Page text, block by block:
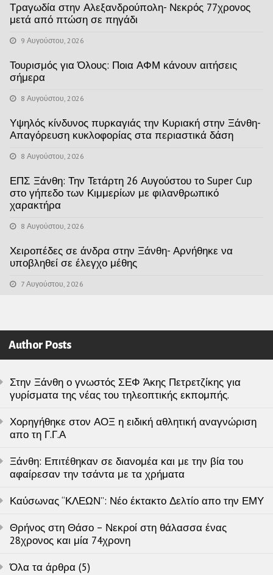
Τραγωδία στην Αλεξανδρούπολη- Νεκρός 77χρονος
μετά από πτώση σε πηγάδι
9 Αυγούστου, 2026
Τουρισμός για Όλους: Ποια ΑΦΜ κάνουν αιτήσεις
σήμερα
8 Αυγούστου, 2026
Υψηλός κίνδυνος πυρκαγιάς την Κυριακή στην Ξάνθη-
Απαγόρευση κυκλοφορίας στα περιαστικά δάση
8 Αυγούστου, 2026
ΕΠΣ Ξάνθη: Την Τετάρτη 26 Αυγούστου το Super Cup
στο γήπεδο των Κιμμερίων με φιλανθρωπικό
χαρακτήρα
8 Αυγούστου, 2026
Χειροπέδες σε άνδρα στην Ξάνθη- Αρνήθηκε να
υποβληθεί σε έλεγχο μέθης
7 Αυγούστου, 2026
Author Posts
Στην Ξάνθη ο γνωστός ΣΕΦ Άκης Πετρετζίκης για
γυρίσματα της νέας του τηλεοπτικής εκπομπής.
Χορηγήθηκε στον ΑΟΞ η ειδική αθλητική αναγνώριση
απο τη Γ.Γ.Α
Ξάνθη: Επιτέθηκαν σε διανομέα και με την βία του
αφαίρεσαν την τσάντα με τα χρήματα
Καύσωνας “ΚΛΕΩΝ”: Νέο έκτακτο Δελτίο απο την ΕΜΥ
Θρήνος στη Θάσο – Νεκροί στη θάλασσα ένας
28χρονος και μία 74χρονη
Όλα τα άρθρα (5)